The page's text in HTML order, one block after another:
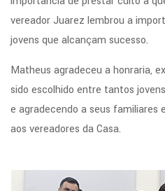
vereador Juarez lembrou a
jovens que alcançam sucesso.
Matheus agradeceu a honraria,
sido escolhido entre tantos
e agradecendo a seus familiares
aos vereadores da Casa.